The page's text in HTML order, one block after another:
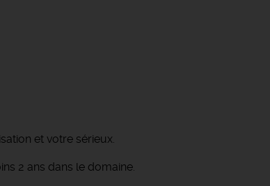
et votre sérieux.
2 ans dans le domaine.